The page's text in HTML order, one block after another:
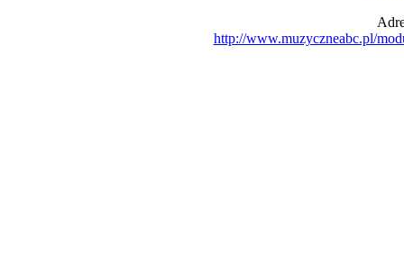
http://www.muzyczneabc.pl/